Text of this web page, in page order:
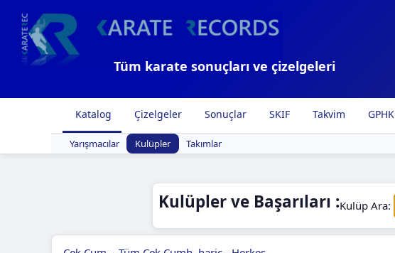
Tüm karate sonuçları ve çizelgeleri
Katalog Çizelgeler Sonuçlar SKIF Takvim GPHK
Yarışmacılar Kulüpler Takımlar
Kulüpler ve Başarıları :Kulüp Ara: